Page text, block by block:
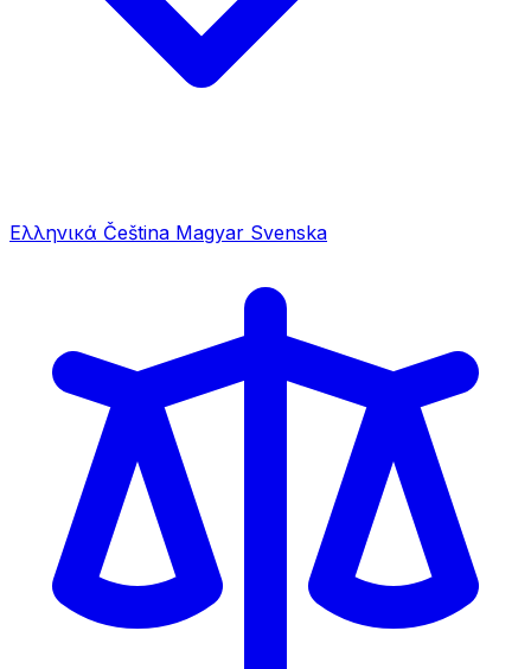
Ελληνικά Čeština Magyar Svenska